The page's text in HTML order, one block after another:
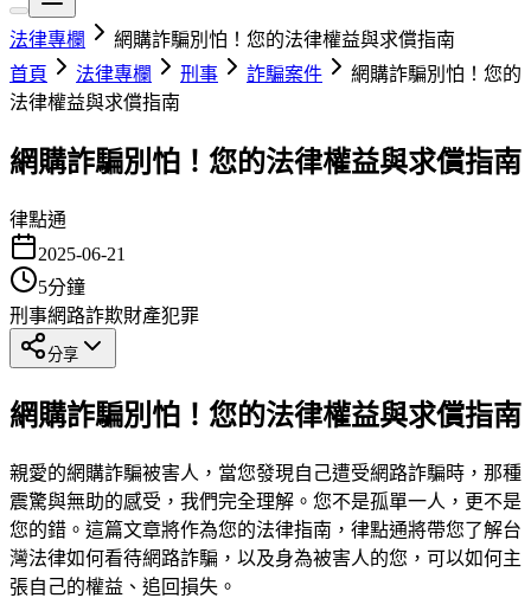
法律專欄
網購詐騙別怕！您的法律權益與求償指南
首頁
法律專欄 刑事 詐騙案件
網購詐騙別怕！您的
法律權益與求償指南
網購詐騙別怕！您的法律權益與求償指南
律點通
2025-06-21
5分鐘
刑事網路詐欺財產犯罪
分享
網購詐騙別怕！您的法律權益與求償指南
親愛的網購詐騙被害人，當您發現自己遭受網路詐騙時，那種
震驚與無助的感受，我們完全理解。您不是孤單一人，更不是
您的錯。這篇文章將作為您的法律指南，律點通將帶您了解台
灣法律如何看待網路詐騙，以及身為被害人的您，可以如何主
張自己的權益、追回損失。